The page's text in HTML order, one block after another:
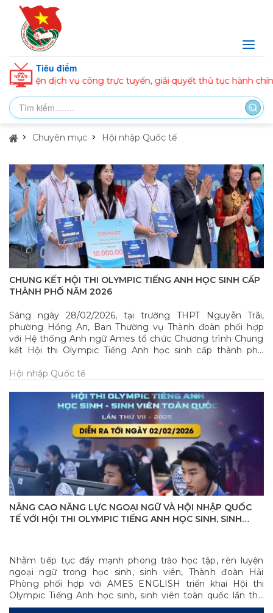
Tiêu điểm
vụ công trực tuyến, giải quyết thủ tục hành chính
Chuyên mục Hội nhập Quốc tế
CHUNG KẾT HỘI THI OLYMPIC TIẾNG ANH HỌC SINH CẤP
THÀNH PHỐ NĂM 2026
Sáng ngày 28/02/2026, tại trường THPT Nguyễn Trãi,
phường Hồng An, Ban Thường vụ Thành đoàn phối hợp
với Hệ thống Anh ngữ Ames tổ chức Chương trình Chung
kết Hội thi Olympic Tiếng Anh học sinh cấp thành phố
Hội nhập Quốc tế
NÂNG CAO NĂNG LỰC NGOẠI NGỮ VÀ HỘI NHẬP QUỐC
TẾ VỚI HỘI THI OLYMPIC TIẾNG ANH HỌC SINH, SINH
Nhằm tiếp tục đẩy mạnh phong trào học tập, rèn luyện
ngoại ngữ trong học sinh, sinh viên, Thành đoàn Hải
Phòng phối hợp với AMES ENGLISH triển khai Hội thi
Olympic Tiếng Anh học sinh, sinh viên toàn quốc lần thứ
VII do Trung ương Đoàn TNCS Hồ Chí Minh tổ chức.